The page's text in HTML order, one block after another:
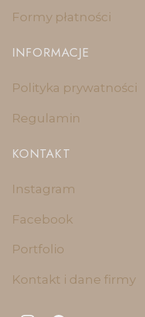
Formy płatności
INFORMACJE
Polityka prywatności
Regulamin
KONTAKT
Instagram
Facebook
Portfolio
Kontakt i dane firmy